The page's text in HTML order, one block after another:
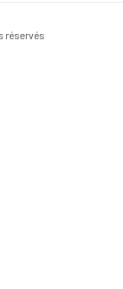
réservés